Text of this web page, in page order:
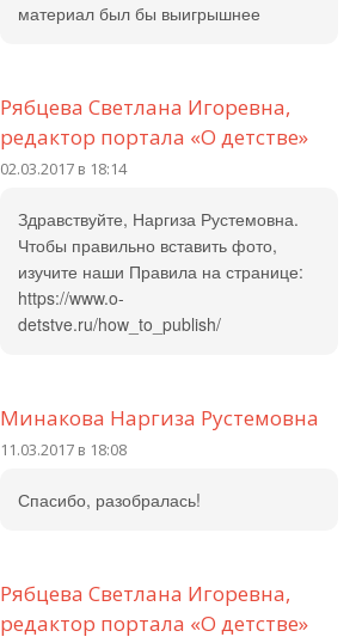
материал был бы выигрышнее
Рябцева Светлана Игоревна,
редактор портала «О детстве»
02.03.2017 в 18:14
Здравствуйте, Наргиза Рустемовна.
Чтобы правильно вставить фото,
изучите наши Правила на странице:
https://www.o-
detstve.ru/how_to_publish/
Минакова Наргиза Рустемовна
11.03.2017 в 18:08
Спасибо, разобралась!
Рябцева Светлана Игоревна,
редактор портала «О детстве»